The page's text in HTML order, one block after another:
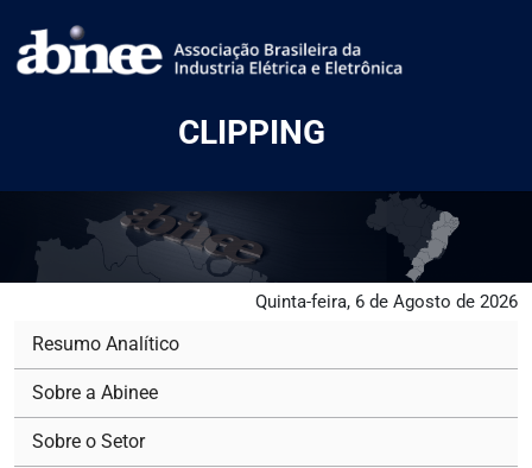
CLIPPING
Quinta-feira, 6 de Agosto de 2026
Resumo Analítico
Sobre a Abinee
Sobre o Setor